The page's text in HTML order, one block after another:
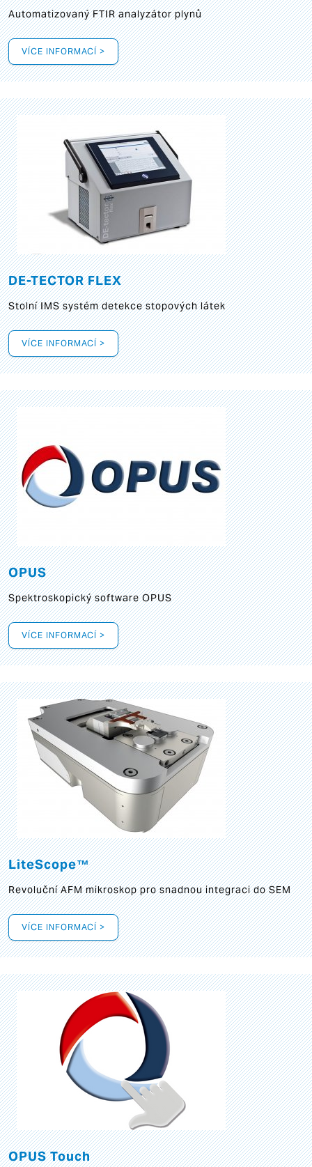
Automatizovaný FTIR analyzátor plynů
VÍCE INFORMACÍ >
DE-TECTOR FLEX
Stolní IMS systém detekce stopových látek
VÍCE INFORMACÍ >
OPUS
Spektroskopický software OPUS
VÍCE INFORMACÍ >
LiteScope™
Revoluční AFM mikroskop pro snadnou integraci do SEM
VÍCE INFORMACÍ >
OPUS Touch